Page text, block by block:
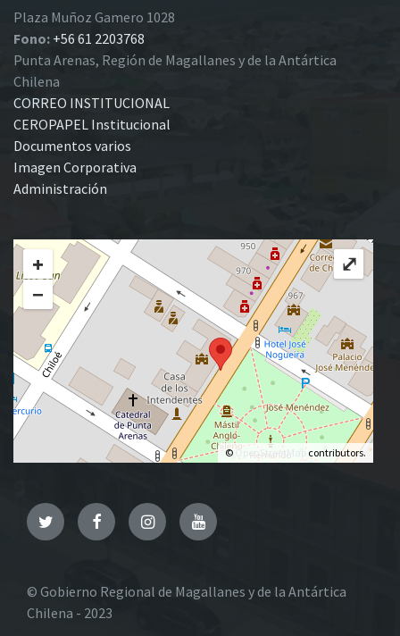
Plaza Muñoz Gamero 1028
Fono: +56 61 2203768
Punta Arenas, Región de Magallanes y de la Antártica
Chilena
CORREO INSTITUCIONAL
CEROPAPEL Institucional
Documentos varios
Imagen Corporativa
Administración
+
−
© OpenStreetMap contributors.
⤢
TwitterFacebookInstagramYouTube
© Gobierno Regional de Magallanes y de la Antártica
Chilena - 2023